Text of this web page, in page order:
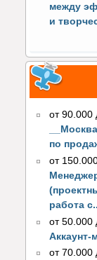
между
и
от 90.000
по
от
работа
от 50.000
Аккаунт-
от 70.000